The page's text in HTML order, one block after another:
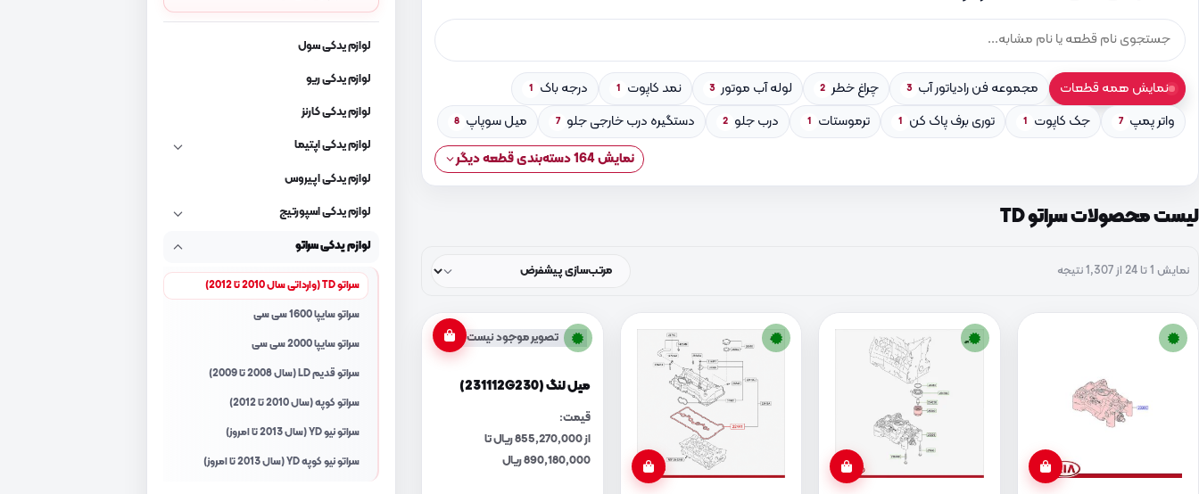
نمایش همه قطعات مجموعه فن رادیاتور آب 3 چراغ خطر 2 لوله آب موتور 3 نمد کاپوت 1 درجه باک 1
واتر پمپ 7 جک کاپوت 1 توری برف پاک کن 1 ترموستات 1 درب جلو 2 دستگیره درب خارجی جلو 7 میل سوپاپ 8
نمایش 164 دسته‌بندی قطعه دیگر
لیست محصولات سراتو TD
نمایش 1 تا 24 از 1,307 نتیجه
تصویر موجود نیست
میل لنگ (231112G230)
قیمت:
از 855,270,000 ریال تا
890,180,000 ریال
لوازم یدکی سول
لوازم یدکی ریو
لوازم یدکی کارنز
لوازم یدکی اپتیما
لوازم یدکی اپیروس
لوازم یدکی اسپورتیج
لوازم یدکی سراتو
سراتو TD (وارداتی سال 2010 تا 2012)
سراتو سایپا 1600 سی سی
سراتو سایپا 2000 سی سی
سراتو قدیم LD (سال 2008 تا 2009)
سراتو کوپه (سال 2010 تا 2012)
سراتو نیو YD (سال 2013 تا امروز)
سراتو نیو کوپه YD (سال 2013 تا امروز)